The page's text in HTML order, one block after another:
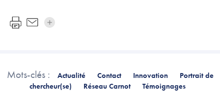
Mots-clés : Actualité Contact Innovation
Portrait de
chercheur(se)
Réseau Carnot Témoignages